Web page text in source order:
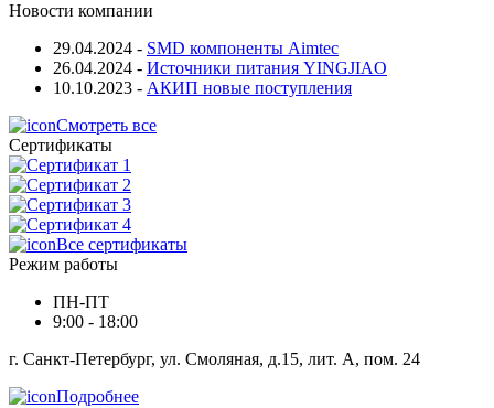
Новости компании
29.04.2024 - SMD компоненты Aimtec
26.04.2024 - Источники питания YINGJIAO
10.10.2023 - АКИП новые поступления
Смотреть все
Сертификаты
Все сертификаты
Режим работы
ПН-ПТ
9:00 - 18:00
г. Санкт-Петербург, ул. Смоляная, д.15, лит. А, пом. 24
Подробнее